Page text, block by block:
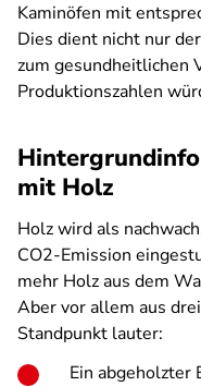
Kaminöfen mit
Dies dient nicht nur
zum gesundheitlichen
Produktionszahlen
mit Holz
Holz wird als
CO2-Emission
mehr Holz aus dem
Aber vor allem aus
Standpunkt lauter:
Ein abgeholzter